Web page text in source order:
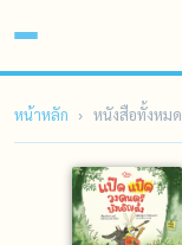
หน้าหลัก หนังสือทั้งหมด